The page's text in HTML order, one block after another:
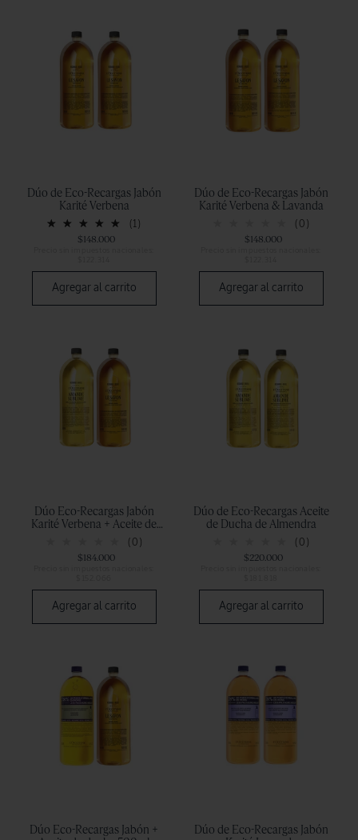
Dúo de Eco-Recargas Jabón
Karité Verbena
(1)
$148.000
Agregar al carrito
Dúo de Eco-Recargas Jabón
Karité Verbena & Lavanda
(0)
$148.000
Agregar al carrito
Dúo Eco-Recargas Jabón
Karité Verbena + Aceite de
(0)
$184.000
Agregar al carrito
Dúo de Eco-Recargas Aceite
de Ducha de Almendra
(0)
$220.000
Agregar al carrito
Dúo Eco-Recargas Jabón +
Dúo de Eco-Recargas Jabón